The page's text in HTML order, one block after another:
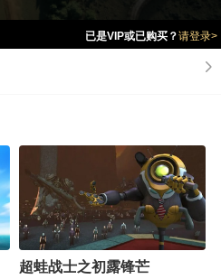
已是VIP或已购买？请登录>
超蛙战士之初露锋芒